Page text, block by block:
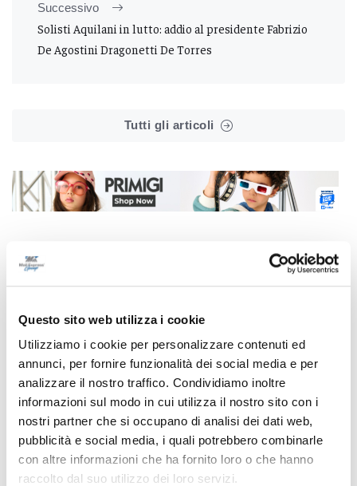
Questo sito web utilizza i cookie
Utilizziamo i cookie per personalizzare contenuti ed
annunci, per fornire funzionalità dei social media e per
analizzare il nostro traffico. Condividiamo inoltre
informazioni sul modo in cui utilizza il nostro sito con i
nostri partner che si occupano di analisi dei dati web,
pubblicità e social media, i quali potrebbero combinarle
con altre informazioni che ha fornito loro o che hanno
raccolto dal suo utilizzo dei loro servizi.
Successivo
Solisti Aquilani in lutto: addio al presidente Fabrizio
De Agostini Dragonetti De Torres
Tutti gli articoli
Correlati